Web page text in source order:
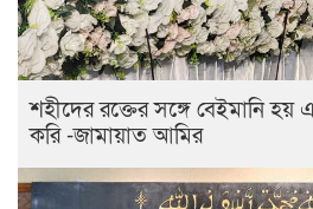
শহীদের রক্তের সঙ্গে বেইমানি
করি -জামায়াত আমির